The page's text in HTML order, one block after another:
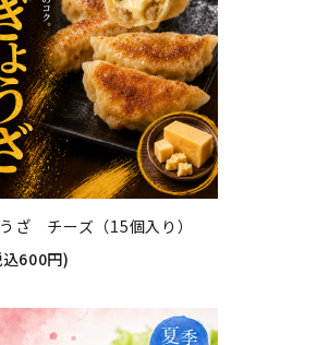
ざ チーズ（15個入り）
600円)